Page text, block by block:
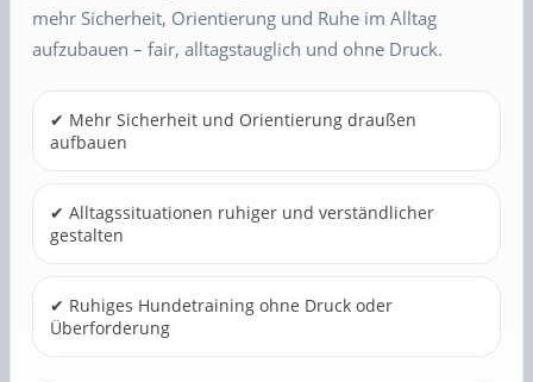
mehr Sicherheit, Orientierung und Ruhe im Alltag
aufzubauen – fair, alltagstauglich und ohne Druck.
✔ Mehr Sicherheit und Orientierung draußen
aufbauen
✔ Alltagssituationen ruhiger und verständlicher
gestalten
✔ Ruhiges Hundetraining ohne Druck oder
Überforderung